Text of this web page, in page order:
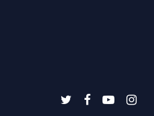
twitter
facebookyoutubeinstagram